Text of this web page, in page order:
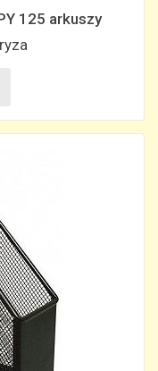
125 arkuszy